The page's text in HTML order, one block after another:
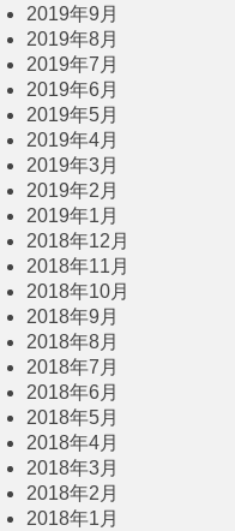
2019年9月
2019年8月
2019年7月
2019年6月
2019年5月
2019年4月
2019年3月
2019年2月
2019年1月
2018年12月
2018年11月
2018年10月
2018年9月
2018年8月
2018年7月
2018年6月
2018年5月
2018年4月
2018年3月
2018年2月
2018年1月